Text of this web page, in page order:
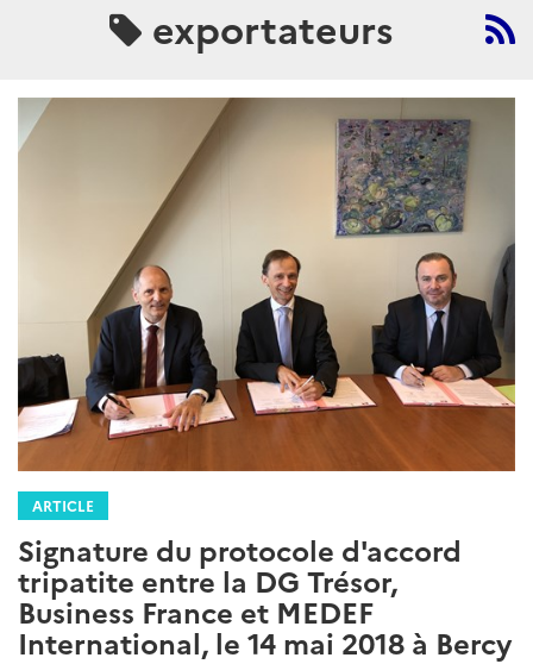
exportateurs
ARTICLE
Signature du protocole d'accord
tripatite entre la DG Trésor,
Business France et MEDEF
International, le 14 mai 2018 à Bercy